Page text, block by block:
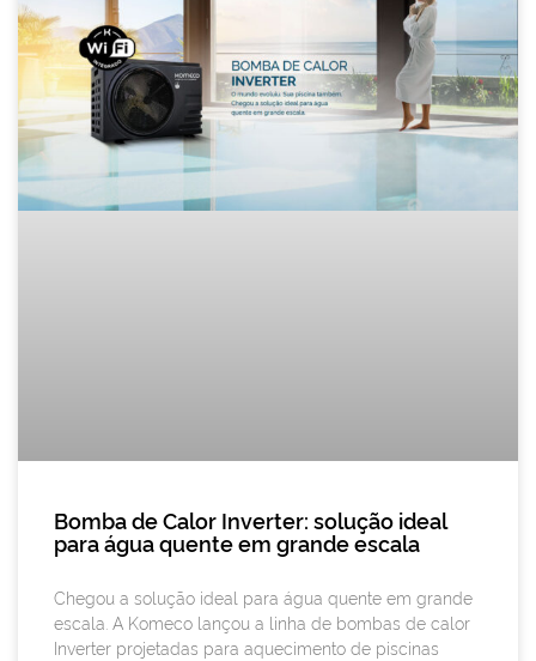
Bomba de Calor Inverter: solução ideal
para água quente em grande escala
Chegou a solução ideal para água quente em grande
escala. A Komeco lançou a linha de bombas de calor
Inverter projetadas para aquecimento de piscinas